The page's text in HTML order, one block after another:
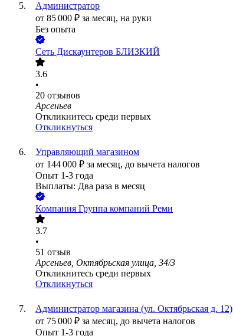
Администратор
от 85 000 ₽ за месяц, на руки
Без опыта
Сеть Дискаунтеров БЛИЗКИЙ
3.6
•
20 отзывов
Арсеньев
Откликнитесь среди первых
Откликнуться
Управляющий магазином
от 144 000 ₽ за месяц, до вычета налогов
Опыт 1-3 года
Выплаты: Два раза в месяц
Компания Группа компаний Реми
3.7
•
51 отзыв
Арсеньев, Октябрьская улица, 34/3
Откликнитесь среди первых
Откликнуться
Администратор магазина (ул. Октябрьская д. 12)
от 75 000 ₽ за месяц, до вычета налогов
Опыт 1-3 года